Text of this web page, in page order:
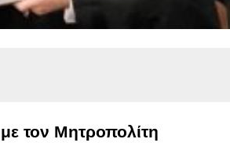
τον Μητροπολίτη